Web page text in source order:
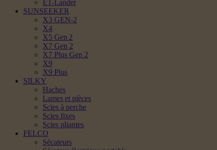
ET-Lander
SUNSEEKER
X3 GEN-2
X4
X5 Gen 2
X7 Gen 2
X7 Plus Gen 2
X9
X9 Plus
SILKY
Haches
Lames et pièces
Scies à perche
Scies fixes
Scies pliantes
FELCO
Sécateurs